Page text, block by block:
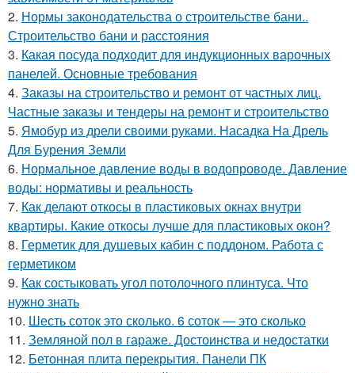
2. Нормы законодательства о строительстве бани..
Строительство бани и расстояния
3. Какая посуда подходит для индукционных варочных
панелей. Основные требования
4. Заказы на строительство и ремонт от частных лиц.
Частные заказы и тендеры на ремонт и строительство
5. Ямобур из дрели своими руками. Насадка На Дрель
Для Бурения Земли
6. Нормальное давление воды в водопроводе. Давление
воды: нормативы и реальность
7. Как делают откосы в пластиковых окнах внутри
квартиры. Какие откосы лучше для пластиковых окон?
8. Герметик для душевых кабин с поддоном. Работа с
герметиком
9. Как состыковать угол потолочного плинтуса. Что
нужно знать
10. Шесть соток это сколько. 6 соток — это сколько
11. Земляной пол в гараже. Достоинства и недостатки
12. Бетонная плита перекрытия. Панели ПК